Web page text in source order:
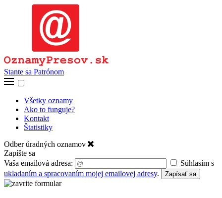
Stante sa Patrónom
Všetky oznamy
Ako to funguje?
Kontakt
Štatistiky
Odber úradných oznamov
Zapíšte sa
Vaša emailová adresa:
Súhlasím s
ukladaním a spracovaním mojej emailovej adresy. Zapísať sa